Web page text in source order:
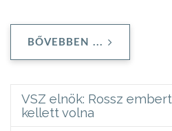
BŐVEBBEN ...
VSZ elnök: Rossz
kellett volna